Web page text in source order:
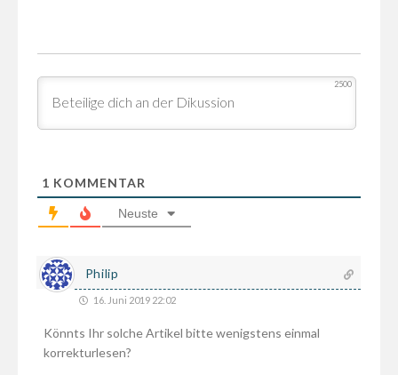
2500
1 KOMMENTAR
Neuste
Philip
16. Juni 2019 22:02
Könnts Ihr solche Artikel bitte wenigstens einmal
korrekturlesen?